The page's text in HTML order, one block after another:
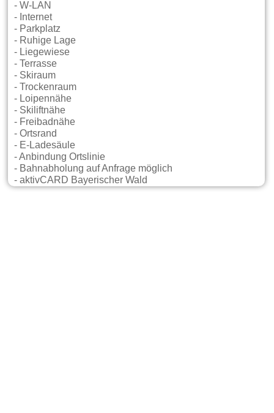
- W-LAN
- Internet
- Parkplatz
- Ruhige Lage
- Liegewiese
- Terrasse
- Skiraum
- Trockenraum
- Loipennähe
- Skiliftnähe
- Freibadnähe
- Ortsrand
- E-Ladesäule
- Anbindung Ortslinie
- Bahnabholung auf Anfrage möglich
- aktivCARD Bayerischer Wald